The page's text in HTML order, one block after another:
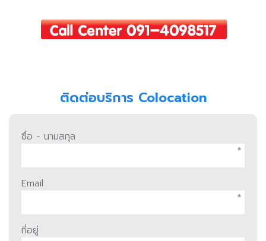
ติดต่อบริการ Colocation
ชื่อ - นามสกุล
*
Email
*
ที่อยู่